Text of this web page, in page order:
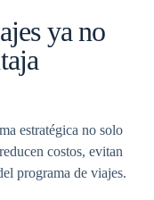
ya no
estratégica no solo
costos, evitan
programa de viajes.